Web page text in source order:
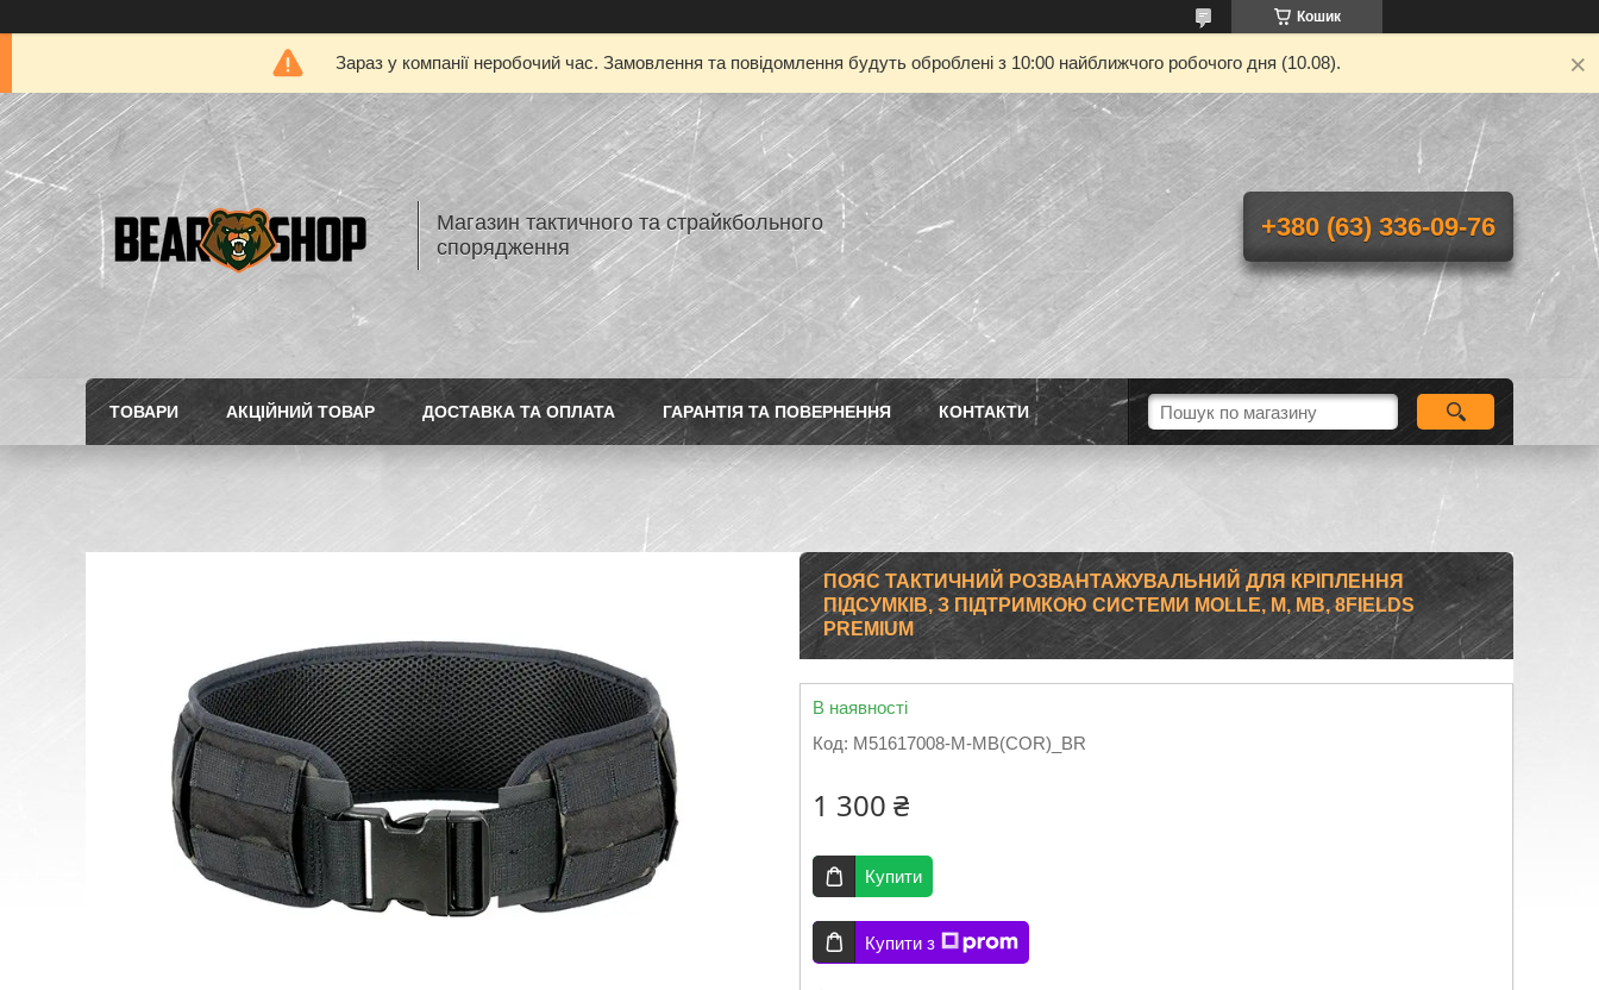
Кошик
Зараз у компанії неробочий час. Замовлення та повідомлення будуть оброблені з 10:00 найближчого робочого дня (10.08).
Магазин тактичного та страйкбольного
спорядження
+380 (63) 336-09-76
ТОВАРИ АКЦІЙНИЙ ТОВАР ДОСТАВКА ТА ОПЛАТА ГАРАНТІЯ ТА ПОВЕРНЕННЯ КОНТАКТИ
ПОЯС ТАКТИЧНИЙ РОЗВАНТАЖУВАЛЬНИЙ ДЛЯ КРІПЛЕННЯ
ПІДСУМКІВ, З ПІДТРИМКОЮ СИСТЕМИ MOLLE, M, MB, 8FIELDS
PREMIUM
В наявності
Код: M51617008-M-MB(COR)_BR
1 300 ₴
Купити
Купити з